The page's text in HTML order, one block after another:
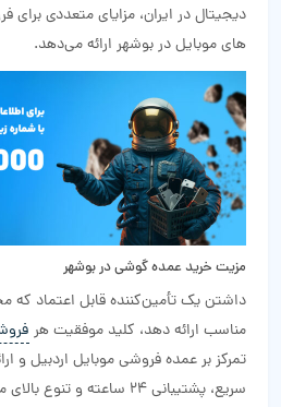
دیجیتال در ایران، مزایای متعددی برای
های موبایل در بوشهر ارائه می‌دهد.
مزیت‌ خرید عمده گوشی در بوشهر
داشتن یک تأمین‌کننده قابل اعتماد که
مناسب ارائه دهد، کلید موفقیت هر
تمرکز بر عمده فروشی موبایل اردبیل و
سریع، پشتیبانی 24 ساعته